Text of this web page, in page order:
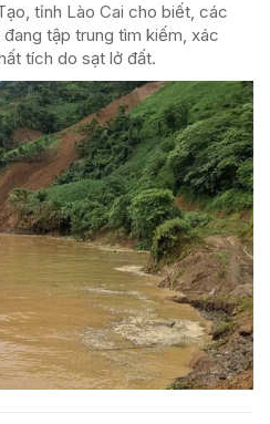
tỉnh Lào Cai cho biết, các
tập trung tìm kiếm, xác
tích do sạt lở đất.